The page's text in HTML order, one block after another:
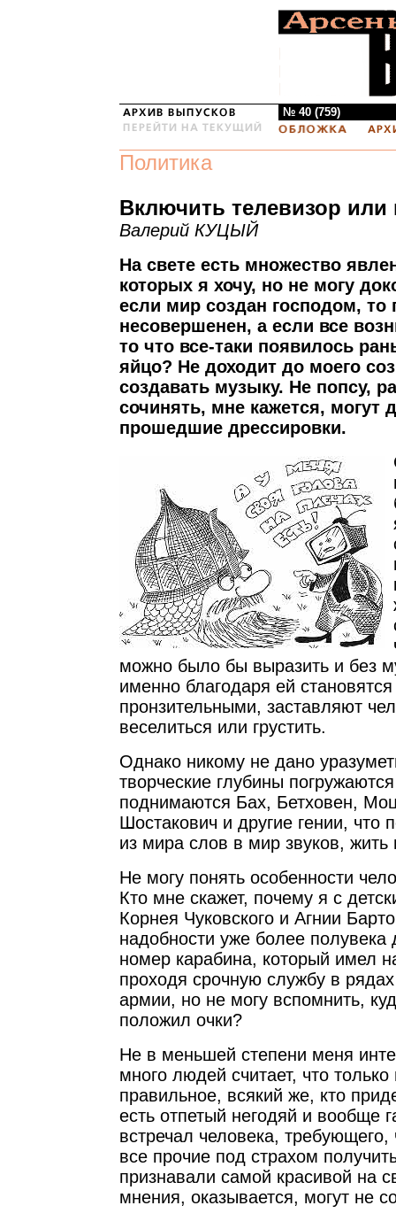
№ 40 (759)
Политика
Включить телевизор или
Валерий КУЦЫЙ
На свете есть множество
которых я хочу, но не могу
если мир создан господом, то
несовершенен, а если все
то что все-таки появилось
яйцо? Не доходит до моего
создавать музыку. Не попсу,
сочинять, мне кажется, могут
прошедшие дрессировки.
можно было бы выразить и без
именно благодаря ей
пронзительными, заставляют
веселиться или грустить.
Однако никому не дано
творческие глубины
поднимаются Бах, Бетховен,
Шостакович и другие гении, что
из мира слов в мир звуков,
Не могу понять особенности
Кто мне скажет, почему я с
Корнея Чуковского и Агнии
надобности уже более полувека
номер карабина, который имел
проходя срочную службу в
армии, но не могу вспомнить,
положил очки?
Не в меньшей степени меня
много людей считает, что
правильное, всякий же, кто
есть отпетый негодяй и вообще
встречал человека,
все прочие под страхом
признавали самой красивой на
мнения, оказывается, могут не